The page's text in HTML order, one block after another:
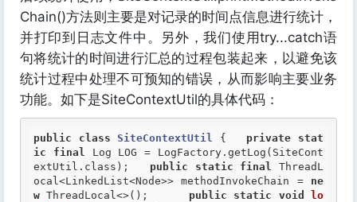
Chain()方法则主要是对记录的时间点信息进行统计，
并打印到日志文件中。另外，我们使用try...catch语
句将统计的时间进行汇总的过程包装起来，以避免该
统计过程中处理不可预知的错误，从而影响主要业务
功能。如下是SiteContextUtil的具体代码：
public class SiteContextUtil { private
stat
ic
final Log LOG = LogFactory.getLog(SiteCont
extUtil.class); public static final ThreadL
ocal<LinkedList<Node>> methodInvokeChain = ne
w ThreadLocal<>(); public static void
lo